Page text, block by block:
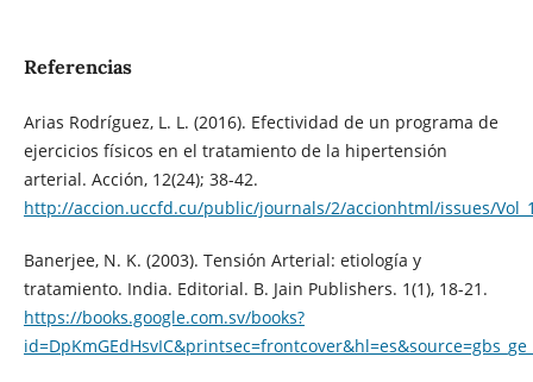
Referencias
Arias Rodríguez, L. L. (2016). Efectividad de un programa de
ejercicios físicos en el tratamiento de la hipertensión
arterial. Acción, 12(24); 38-42.
http://accion.uccfd.cu/public/journals/2/accionhtml/issues/
Banerjee, N. K. (2003). Tensión Arterial: etiología y
tratamiento. India. Editorial. B. Jain Publishers. 1(1), 18-21.
https://books.google.com.sv/books?